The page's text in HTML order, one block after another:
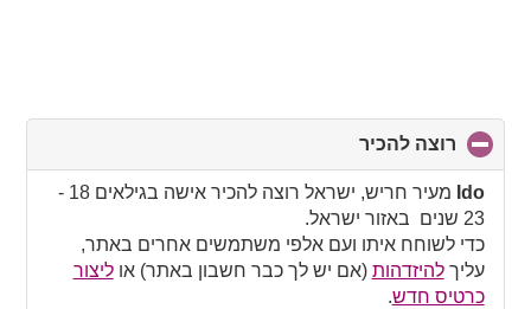
רוצה להכיר
to
collapse
contents
Ido
מעיר חריש, ישראל רוצה להכיר אישה בגילאים 18 -
23 שנים באזור ישראל.
כדי לשוחח איתו ועם אלפי משתמשים אחרים באתר,
עליךלהיזדהות (אם יש לך כבר חשבון באתר) אוליצור
כרטיס חדש.